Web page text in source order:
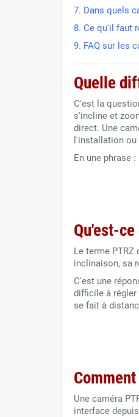
7. Dans quels
8. Ce qu'il faut
9. FAQ sur les
Quelle
C'est la
s'incline et
direct. Une
l'installation ou
En une phrase
Qu'est-ce
Le terme
inclinaison, sa
C'est une
difficile à régler
se fait à
Une caméra
interface